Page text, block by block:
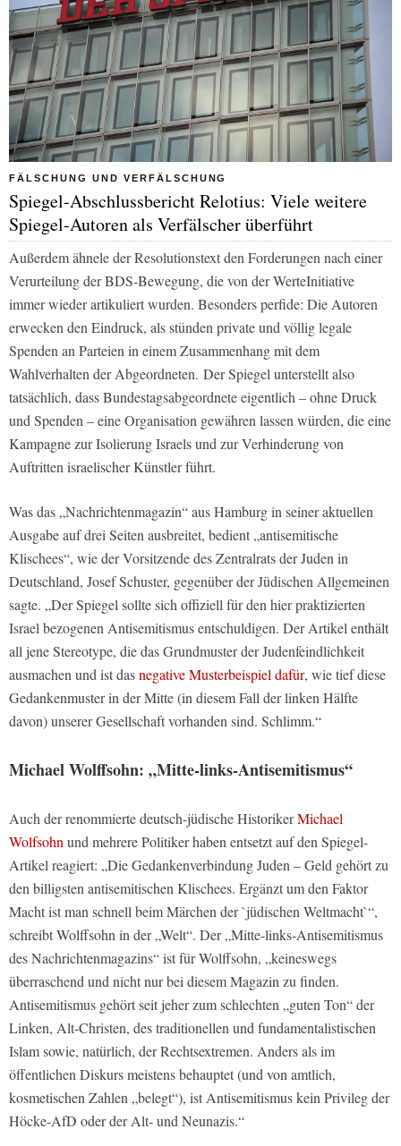
FÄLSCHUNG UND VERFÄLSCHUNG
Spiegel-Abschlussbericht Relotius: Viele weitere
Spiegel-Autoren als Verfälscher überführt
Außerdem ähnele der Resolutionstext den Forderungen nach einer
Verurteilung der BDS‐Bewegung, die von der WerteInitiative
immer wieder artikuliert wurden. Besonders perfide: Die Autoren
erwecken den Eindruck, als stünden private und völlig legale
Spenden an Parteien in einem Zusammenhang mit dem
Wahlverhalten der Abgeordneten. Der Spiegel unterstellt also
tatsächlich, dass Bundestagsabgeordnete eigentlich – ohne Druck
und Spenden – eine Organisation gewähren lassen würden, die eine
Kampagne zur Isolierung Israels und zur Verhinderung von
Auftritten israelischer Künstler führt.
Was das „Nachrichtenmagazin“ aus Hamburg in seiner aktuellen
Ausgabe auf drei Seiten ausbreitet, bedient „antisemitische
Klischees“, wie der Vorsitzende des Zentralrats der Juden in
Deutschland, Josef Schuster, gegenüber der Jüdischen Allgemeinen
sagte. „Der Spiegel sollte sich offiziell für den hier praktizierten
Israel bezogenen Antisemitismus entschuldigen. Der Artikel enthält
all jene Stereotype, die das Grundmuster der Judenfeindlichkeit
ausmachen und ist dasnegative Musterbeispiel dafür, wie tief diese
Gedankenmuster in der Mitte (in diesem Fall der linken Hälfte
davon) unserer Gesellschaft vorhanden sind. Schlimm.“
Michael Wolffsohn: „Mitte-links-Antisemitismus“
Auch der renommierte deutsch-jüdische HistorikerMichael
Wolfsohnund mehrere Politiker haben entsetzt auf den Spiegel-
Artikel reagiert: „Die Gedankenverbindung Juden – Geld gehört zu
den billigsten antisemitischen Klischees. Ergänzt um den Faktor
Macht ist man schnell beim Märchen der `jüdischen Weltmacht`“,
schreibt Wolffsohn in der „Welt“. Der „Mitte-links-Antisemitismus
des Nachrichtenmagazins“ ist für Wolffsohn, „keineswegs
überraschend und nicht nur bei diesem Magazin zu finden.
Antisemitismus gehört seit jeher zum schlechten „guten Ton“ der
Linken, Alt-Christen, des traditionellen und fundamentalistischen
Islam sowie, natürlich, der Rechtsextremen. Anders als im
öffentlichen Diskurs meistens behauptet (und von amtlich,
kosmetischen Zahlen „belegt“), ist Antisemitismus kein Privileg der
Höcke-AfD oder der Alt- und Neunazis.“